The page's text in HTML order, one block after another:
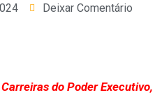
Deixar Comentário
do Poder